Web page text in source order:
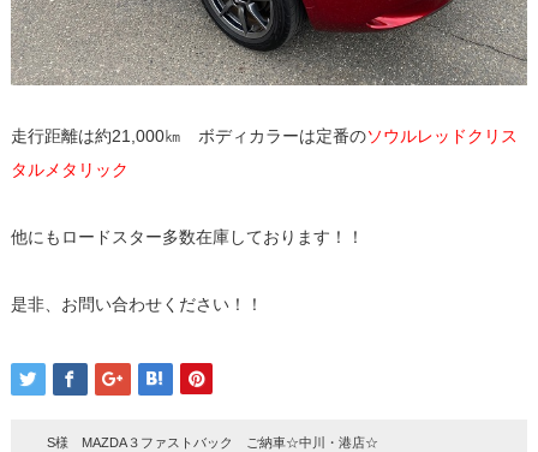
走行距離は約21,000㎞ ボディカラーは定番のソウルレッドクリス
タルメタリック
他にもロードスター多数在庫しております！！
是非、お問い合わせください！！
S様 MAZDA３ファストバック ご納車☆中川・港店☆